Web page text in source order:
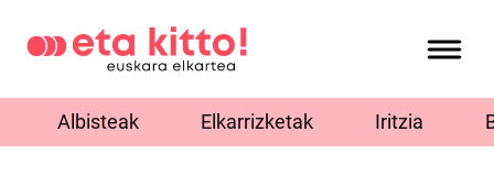
Albisteak Elkarrizketak Iritzia